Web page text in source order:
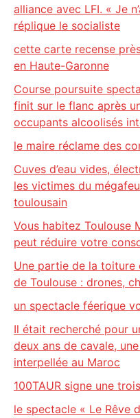
alliance avec LFI. « Je
réplique le socialiste
cette carte recense
en Haute-Garonne
Course poursuite
finit sur le flanc après
occupants alcoolisés
le maire réclame des
Cuves d’eau vides,
les victimes du
toulousain
Vous habitez Toulouse
peut réduire votre
Une partie de la toiture
de Toulouse : drones,
un spectacle féerique
Il était recherché pour
deux ans de cavale,
interpellée au Maroc
100TAUR signe une
le spectacle « Le Rêve